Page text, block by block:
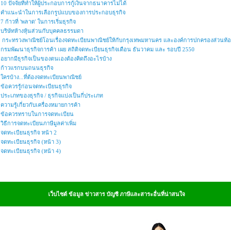
10 ปัจจัยที่ทำให้ผู้ประกอบการกู้เงินจากธนาคารไม่ได้
คำแนะนำในการเลือกรูปแบบของการประกอบธุรกิจ
7 ก้าวที่ 'พลาด' ในการเริ่มธุรกิจ
บริษัทห้างหุ้นส่วนกับบุคคลธรรมดา
กระทรวงพาณิชย์โอนเรื่องจดทะเบียนพาณิชย์ให้กับกรุงเทพมหานคร และองค์การปกครองส่วนท้
กรมพัฒนาธุรกิจการค้า เผย สถิติจดทะเบียนธุรกิจเดือน ธันวาคม และ รอบปี 2550
อยากมีธุรกิจเป็นของตนเองต้องคิดถึงอะไรบ้าง
ก้าวแรกบนถนนธุรกิจ
ใครบ้าง...ที่ต้องจดทะเบียนพาณิชย์
ข้อควรรู้ก่อนจดทะเบียนธุรกิจ
ประเภทของธุรกิจ / ธุรกิจแบ่งเป็นกี่ประเภท
ความรู้เกี่ยวกับเครื่องหมายการค้า
ข้อควรทราบในการจดทะเบียน
วิธีการจดทะเบียนภาษีมูลค่าเพิ่ม
จดทะเบียนธุรกิจ หน้า 2
จดทะเบียนธุรกิจ (หน้า 3)
จดทะเบียนธุรกิจ (หน้า 4)
เว็บไซต์ ข้อมูล ข่าวสาร บัญชี ภาษีและสาระอื่นที่น่าสนใจ